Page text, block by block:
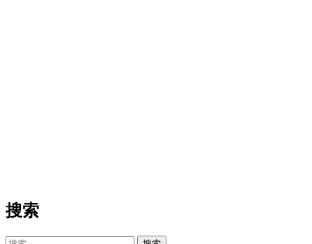
搜索
搜